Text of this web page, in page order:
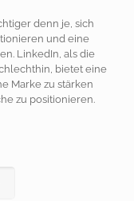
denn je, sich
und eine
LinkedIn, als die
bietet eine
Marke zu stärken
zu positionieren.